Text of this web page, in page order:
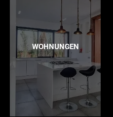
WOHNUNGEN